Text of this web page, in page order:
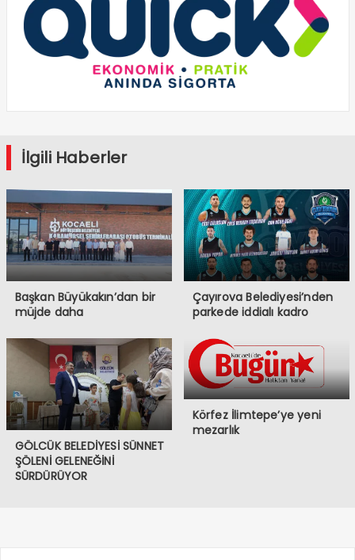
İlgili Haberler
Başkan Büyükakın’dan bir
müjde daha
Çayırova Belediyesi’nden
parkede iddialı kadro
GÖLCÜK BELEDİYESİ SÜNNET
ŞÖLENİ GELENEĞİNİ
SÜRDÜRÜYOR
Körfez İlimtepe’ye yeni
mezarlık